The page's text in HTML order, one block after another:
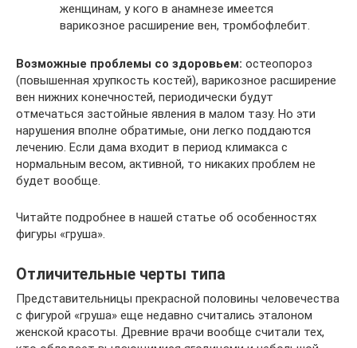
женщинам, у кого в анамнезе имеется
варикозное расширение вен, тромбофлебит.
Возможные проблемы со здоровьем: остеопороз
(повышенная хрупкость костей), варикозное расширение
вен нижних конечностей, периодически будут
отмечаться застойные явления в малом тазу. Но эти
нарушения вполне обратимые, они легко поддаются
лечению. Если дама входит в период климакса с
нормальным весом, активной, то никаких проблем не
будет вообще.
Читайте подробнее в нашей статье об особенностях
фигуры «груша».
Отличительные черты типа
Представительницы прекрасной половины человечества
с фигурой «груша» еще недавно считались эталоном
женской красоты. Древние врачи вообще считали тех,